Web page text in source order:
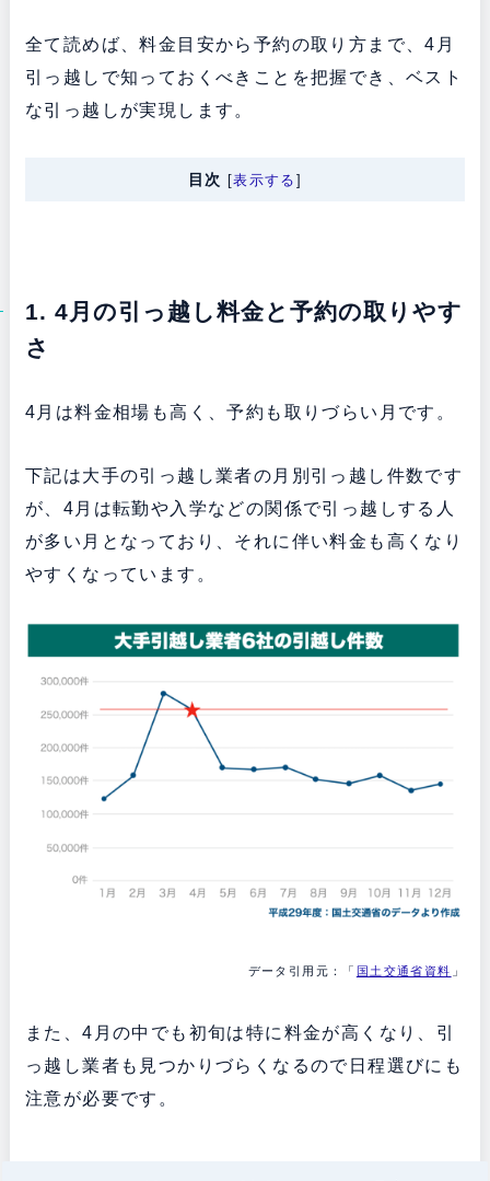
全て読めば、料金目安から予約の取り方まで、4月
引っ越しで知っておくべきことを把握でき、ベスト
な引っ越しが実現します。
目次 [表示する
1. 4月の引っ越し料金と予約の取りやす
さ
4月は料金相場も高く、予約も取りづらい月です。
下記は大手の引っ越し業者の月別引っ越し件数です
が、4月は転勤や入学などの関係で引っ越しする人
が多い月となっており、それに伴い料金も高くなり
やすくなっています。
データ引用元：「 国土交通省資料 」
また、4月の中でも初旬は特に料金が高くなり、引
っ越し業者も見つかりづらくなるので日程選びにも
注意が必要です。